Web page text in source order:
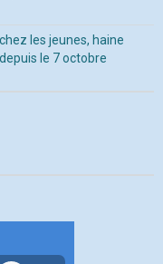
les jeunes, haine
le 7 octobre